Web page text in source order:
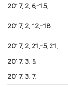
2017. 2. 6.-15.
2017. 2. 12.-18.
2017. 2. 21.-5. 21.
2017. 3. 5.
2017. 3. 7.